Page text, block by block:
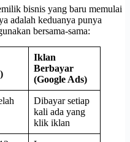
bisnis yang baru memulai
adalah keduanya punya
bersama-sama:
Iklan
Berbayar
(Google Ads)
Dibayar setiap
kali ada yang
klik iklan